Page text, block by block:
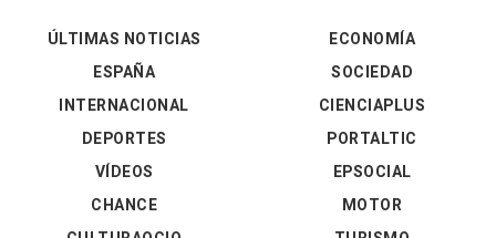
ÚLTIMAS NOTICIAS
ESPAÑA
INTERNACIONAL
DEPORTES
VÍDEOS
ECONOMÍA
SOCIEDAD
CIENCIAPLUS
PORTALTIC
EPSOCIAL
CHANCE
MOTOR